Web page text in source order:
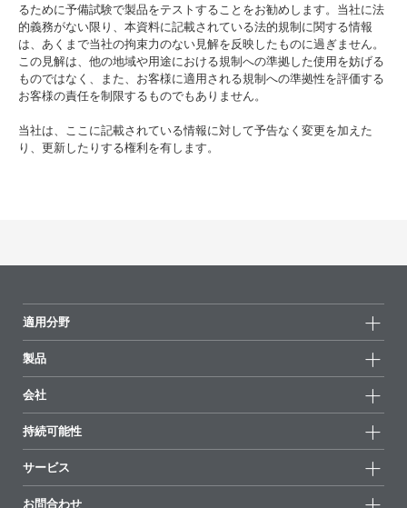
るために予備試験で製品をテストすることをお勧めします。当社に法
的義務がない限り、本資料に記載されている法的規制に関する情報
は、あくまで当社の拘束力のない見解を反映したものに過ぎません。
この見解は、他の地域や用途における規制への準拠した使用を妨げる
ものではなく、また、お客様に適用される規制への準拠性を評価する
お客様の責任を制限するものでもありません。
当社は、ここに記載されている情報に対して予告なく変更を加えた
り、更新したりする権利を有します。
適用分野
製品
全製品
ハイライト
会社
ニュース
拠点と販売代理店
展示会 & イベント
持続可能性
持続可能な製品
サービス
お問合わせ